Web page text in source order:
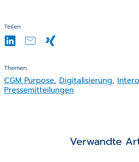
Teilen
Themen
CGM Purpose, Digitalisierung,
Pressemitteilungen
Verwandte